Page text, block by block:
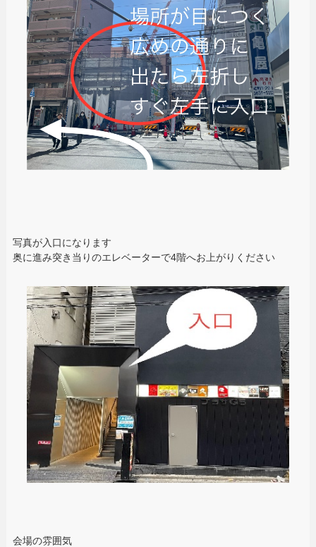
写真が入口になります
奥に進み突き当りのエレベーターで4階へお上がりください
会場の雰囲気